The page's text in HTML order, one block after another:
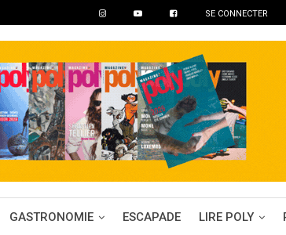
SE CONNECTER
GASTRONOMIE ESCAPADE LIRE POLY